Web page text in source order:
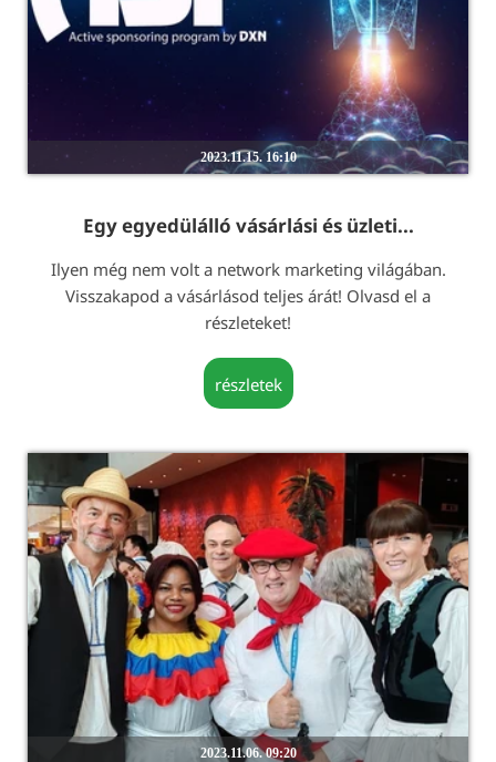
2023.11.15. 16:10
Egy egyedülálló vásárlási és üzleti...
Ilyen még nem volt a network marketing világában.
Visszakapod a vásárlásod teljes árát! Olvasd el a
részleteket!
részletek
2023.11.06. 09:20